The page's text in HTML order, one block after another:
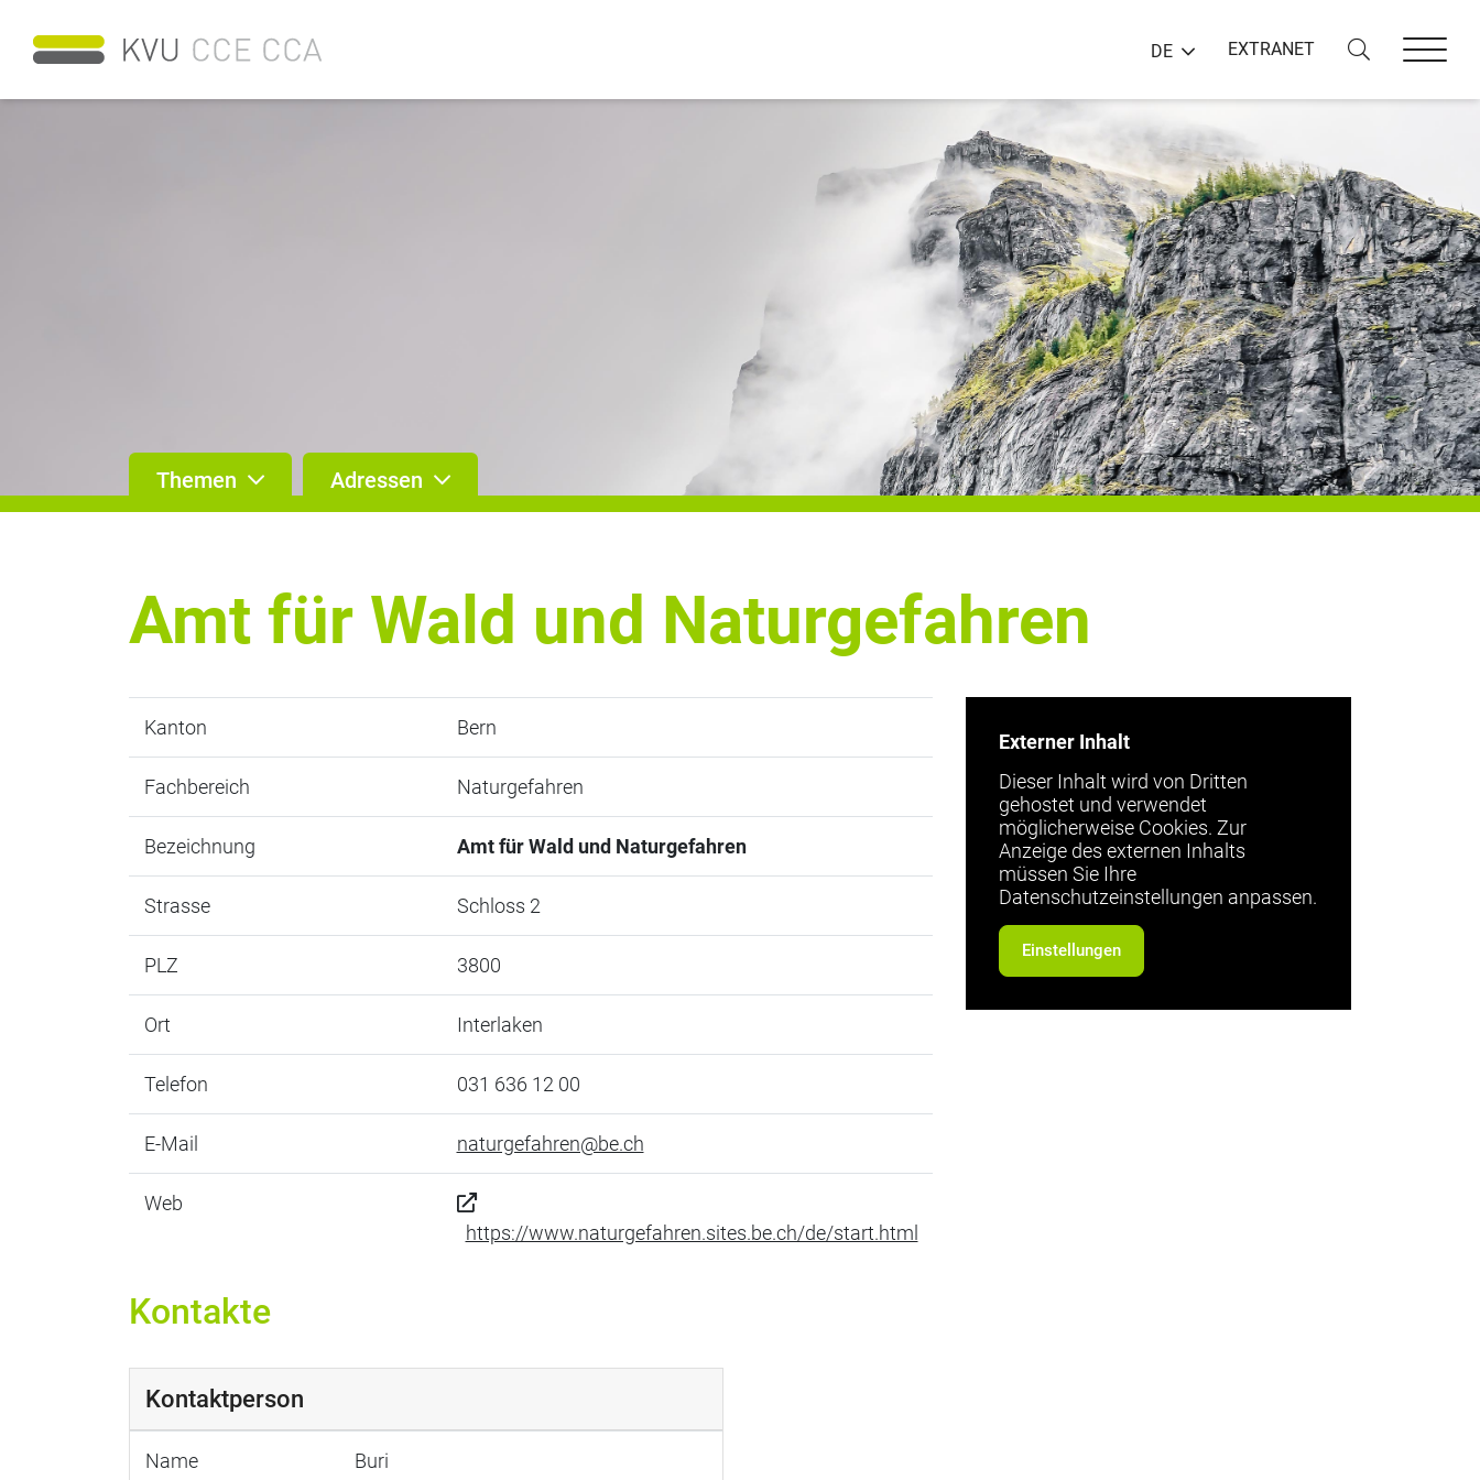
DE EXTRANET
Themen Adressen
Amt für Wald und Naturgefahren
Kanton Bern
Fachbereich Naturgefahren
Bezeichnung Amt für Wald und Naturgefahren
Strasse Schloss 2
PLZ 3800
Ort Interlaken
Telefon 031 636 12 00
E-Mail naturgefahren@be.ch
Web
https://www.naturgefahren.sites.be.ch/de/start.html
Externer Inhalt
Dieser Inhalt wird von Dritten
gehostet und verwendet
möglicherweise Cookies. Zur
Anzeige des externen Inhalts
müssen Sie Ihre
Datenschutzeinstellungen anpassen.
Einstellungen
Kontakte
Kontaktperson
Name Buri